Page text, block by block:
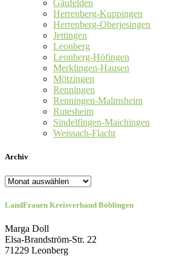
Gäufelden
Herrenberg-Kuppingen
Herrenberg-Oberjesingen
Jettingen
Leonberg
Leonberg-Höfingen
Merklingen-Hausen
Mötzingen
Renningen
Renningen-Malmsheim
Rutesheim
Sindelfingen-Maichingen
Weissach-Flacht
Archiv
Archiv
LandFrauen Kreisverband Böblingen
Marga Doll
Elsa-Brandström-Str. 22
71229 Leonberg